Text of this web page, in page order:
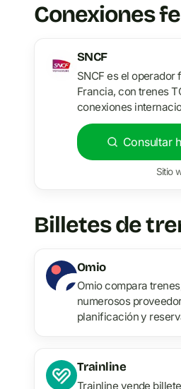
Conexiones
SNCF
SNCF es el
Francia, con trenes
conexiones
Consultar
Sitio
Billetes de
Omio
Omio compara
numerosos
planificación y
Trainline
Trainline vende